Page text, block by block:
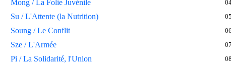
Mong / La Folie Juvénile
Su / L'Attente (la Nutrition) 05
Soung / Le Conflit 06
Sze / L'Armée 07
Pi / La Solidarité, l'Union 08